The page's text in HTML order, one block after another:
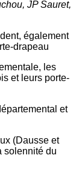
JP Sauret,
également
drapeau
les
et leurs porte-
et
(Dausse et
solennité du